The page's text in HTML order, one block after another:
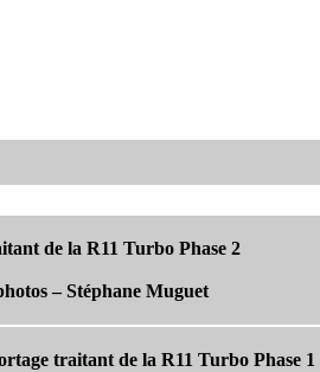
de la R11 Turbo Phase 2
– Stéphane Muguet
traitant de la R11 Turbo Phase